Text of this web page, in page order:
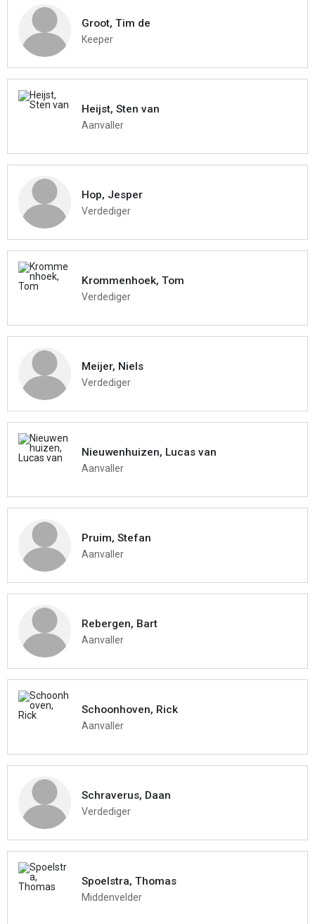
Groot, Tim de
Keeper
Heijst, Sten van
Aanvaller
Hop, Jesper
Verdediger
Krommenhoek, Tom
Verdediger
Meijer, Niels
Verdediger
Nieuwenhuizen, Lucas van
Aanvaller
Pruim, Stefan
Aanvaller
Rebergen, Bart
Aanvaller
Schoonhoven, Rick
Aanvaller
Schraverus, Daan
Verdediger
Spoelstra, Thomas
Middenvelder